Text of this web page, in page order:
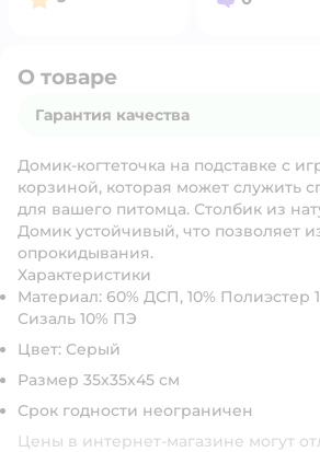
О товаре
Гарантия качества
Домик-когтеточка на подставке с
корзиной, которая может служить
для вашего питомца. Столбик из
Домик устойчивый, что позволяет
опрокидывания.
Характеристики
Материал: 60% ДСП, 10% Полиэстер
Сизаль 10% ПЭ
Цвет: Серый
Размер 35х35х45 см
Срок годности неограничен
Цены в интернет-магазине могут